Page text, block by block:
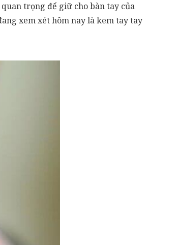
trọng để giữ cho bàn tay của
xem xét hôm nay là kem tay tay